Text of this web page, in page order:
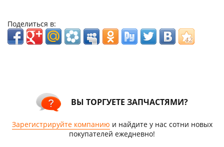
Поделиться в:
ВЫ ТОРГУЕТЕ ЗАПЧАСТЯМИ?
Зарегистрируйте компанию и найдите у нас сотни новых
покупателей ежедневно!